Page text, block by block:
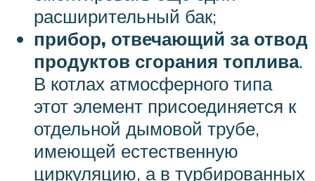
расширительный бак;
прибор, отвечающий за отвод
продуктов сгорания топлива.
В котлах атмосферного типа
этот элемент присоединяется к
отдельной дымовой трубе,
имеющей естественную
циркуляцию, а в турбированных